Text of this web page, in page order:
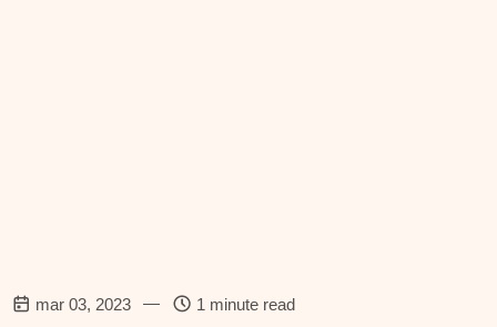
mar 03, 2023 — 1 minute read